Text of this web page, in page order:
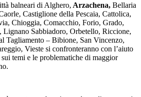
balneari di Alghero, Arzachena, Bellaria
Castiglione della Pescaia, Cattolica,
Chioggia, Comacchio, Forio, Grado,
Lignano Sabbiadoro, Orbetello, Riccione,
Tagliamento – Bibione, San Vincenzo,
Vieste si confronteranno con l’aiuto
temi e le problematiche di maggior